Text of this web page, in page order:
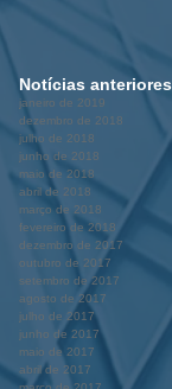
Notícias anteriores
janeiro de 2019
dezembro de 2018
julho de 2018
junho de 2018
maio de 2018
abril de 2018
março de 2018
fevereiro de 2018
dezembro de 2017
outubro de 2017
setembro de 2017
agosto de 2017
julho de 2017
junho de 2017
maio de 2017
abril de 2017